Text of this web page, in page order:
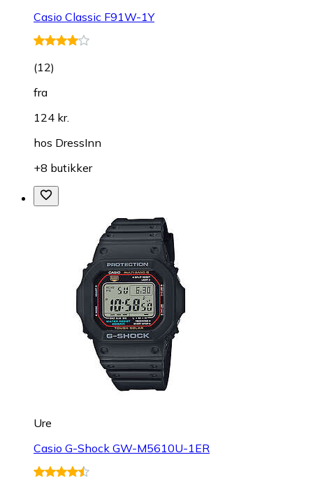
Casio Classic F91W-1Y
(12)
fra
124 kr.
hos DressInn
+8 butikker
Ure
Casio G-Shock GW-M5610U-1ER